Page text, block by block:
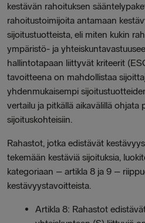
kestävän rahoituksen
rahoitustoimijoita antamaan
sijoitustuotteista, eli miten kukin
ympäristö- ja
hallintotapaan liittyvät kriteerit
tavoitteena on mahdollistaa
yhdenmukaisempi
vertailu ja pitkällä aikavälillä ohjata
sijoituskohteisiin.
Rahastot, jotka edistävät
tekemään kestäviä sijoituksia,
kategoriaan – artikla 8 ja 9 –
kestävyystavoitteista.
Artikla 8: Rahastot